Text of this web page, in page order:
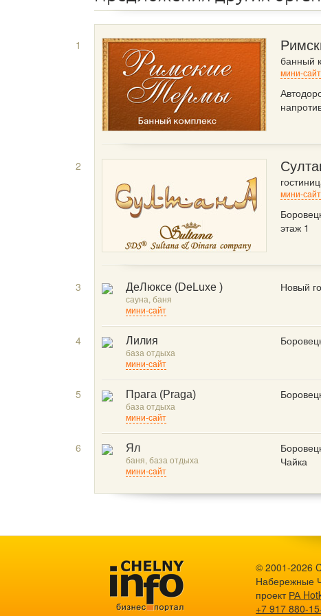
1
банный
мини-сайт
2
мини-сайт
этаж 1
3
ДеЛюксе (DeLuxe )
сауна, баня
мини-сайт
Новый
4
Лилия
база отдыха
мини-сайт
5
Прага (Praga)
база отдыха
мини-сайт
6
Ял
баня, база отдыха
мини-сайт
Чайка
© 2001-2026
Набережные
проект РА
+7 917 880-